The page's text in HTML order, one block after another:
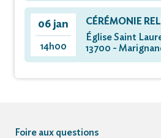
06 jan
14h00
CÉRÉMONIE
Église Saint
13700 -
Foire aux questions